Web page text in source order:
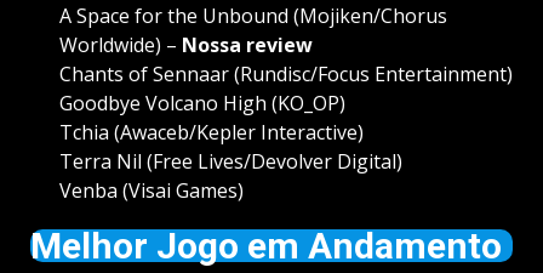
A Space for the Unbound (Mojiken/Chorus
Worldwide) – Nossa review
Chants of Sennaar (Rundisc/Focus Entertainment)
Goodbye Volcano High (KO_OP)
Tchia (Awaceb/Kepler Interactive)
Terra Nil (Free Lives/Devolver Digital)
Venba (Visai Games)
Melhor Jogo em Andamento